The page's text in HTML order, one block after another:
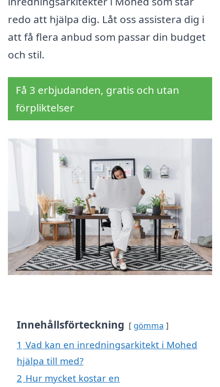
redo att hjälpa dig. Låt oss assistera dig i
att få flera anbud som passar din budget
och stil.
Få 3 erbjudanden, gratis och utan
förpliktelser
Innehållsförteckning gömma
1 Vad kan en inredningsarkitekt i Mohed
hjälpa till med?
2 Hur mycket kostar en